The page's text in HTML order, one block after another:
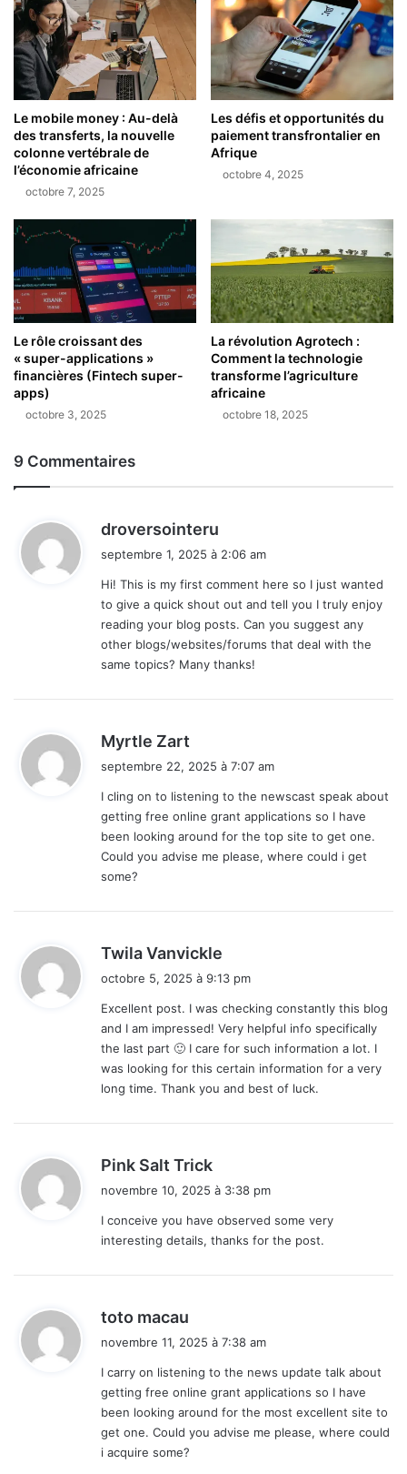
Le mobile money : Au-delà
des transferts, la nouvelle
colonne vertébrale de
l’économie africaine
octobre 7, 2025
Les défis et opportunités du
paiement transfrontalier en
Afrique
octobre 4, 2025
Le rôle croissant des
« super-applications »
financières (Fintech super-
apps)
octobre 3, 2025
La révolution Agrotech :
Comment la technologie
transforme l’agriculture
africaine
octobre 18, 2025
9 Commentaires
droversointeru
septembre 1, 2025 à 2:06 am
Hi! This is my first comment here so I just wanted
to give a quick shout out and tell you I truly enjoy
reading your blog posts. Can you suggest any
other blogs/websites/forums that deal with the
same topics? Many thanks!
Myrtle Zart
:
septembre 22, 2025 à 7:07 am
I cling on to listening to the newscast speak about
getting free online grant applications so I have
been looking around for the top site to get one.
Could you advise me please, where could i get
some?
Twila Vanvickle
:
octobre 5, 2025 à 9:13 pm
Excellent post. I was checking constantly this blog
and I am impressed! Very helpful info specifically
the last part 🙂 I care for such information a lot. I
was looking for this certain information for a very
long time. Thank you and best of luck.
Pink Salt Trick
:
novembre 10, 2025 à 3:38 pm
I conceive you have observed some very
interesting details, thanks for the post.
toto macau
:
novembre 11, 2025 à 7:38 am
I carry on listening to the news update talk about
getting free online grant applications so I have
been looking around for the most excellent site to
get one. Could you advise me please, where could
i acquire some?